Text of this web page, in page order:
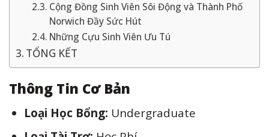
Cộng Đồng Sinh Viên Sôi Động và Thành Phố
Norwich Đầy Sức Hút
Những Cựu Sinh Viên Ưu Tú
TỔNG KẾT
Thông Tin Cơ Bản
Loại Học Bổng: Undergraduate